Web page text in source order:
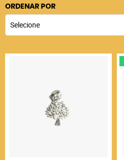
ORDENAR POR
Selecione